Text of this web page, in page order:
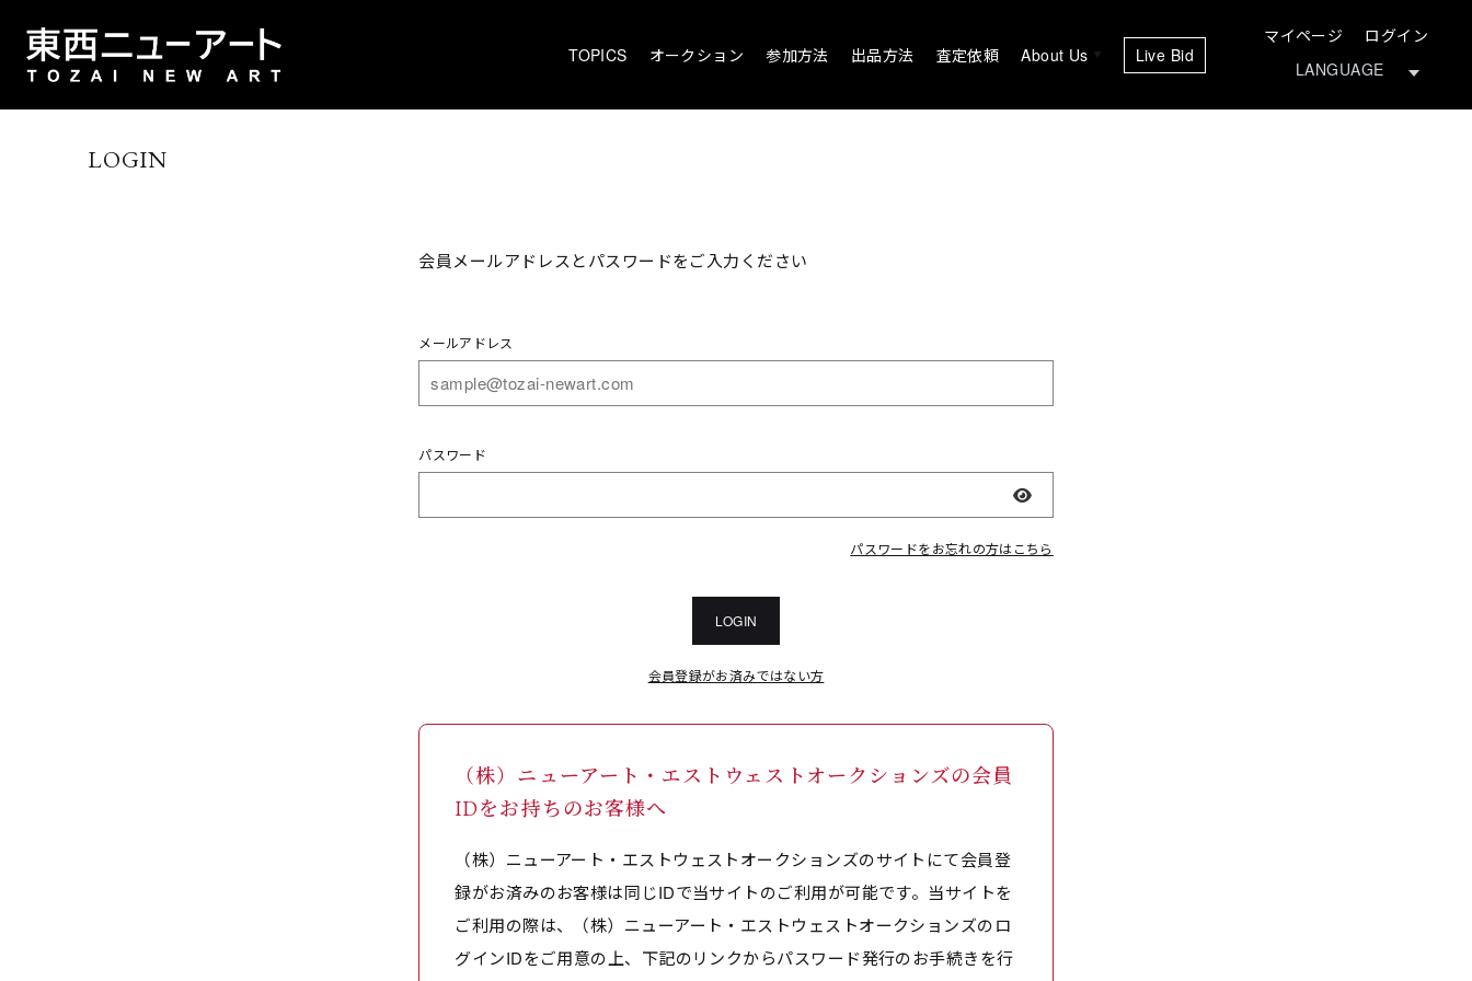
TOPICS オークション 参加方法 出品方法 査定依頼 About Us Live Bid
マイページ ログイン
LOGIN
会員メールアドレスとパスワードをご入力ください
メールアドレス
パスワード
表示
パスワードをお忘れの方はこちら
LOGIN
会員登録がお済みではない方
（株）ニューアート・エストウェストオークションズの会員
IDをお持ちのお客様へ
（株）ニューアート・エストウェストオークションズのサイトにて会員登
録がお済みのお客様は同じIDで当サイトのご利用が可能です。当サイトを
ご利用の際は、（株）ニューアート・エストウェストオークションズのロ
グインIDをご用意の上、下記のリンクからパスワード発行のお手続きを行